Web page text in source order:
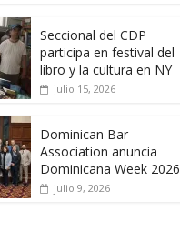
Seccional del CDP
participa en festival del
libro y la cultura en NY
julio 15, 2026
Dominican Bar
Association anuncia
Dominicana Week 2026
julio 9, 2026